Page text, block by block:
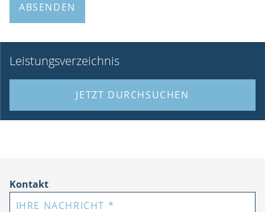
ABSENDEN
Leistungsverzeichnis
JETZT DURCHSUCHEN
Kontakt
Ihre Nachricht*